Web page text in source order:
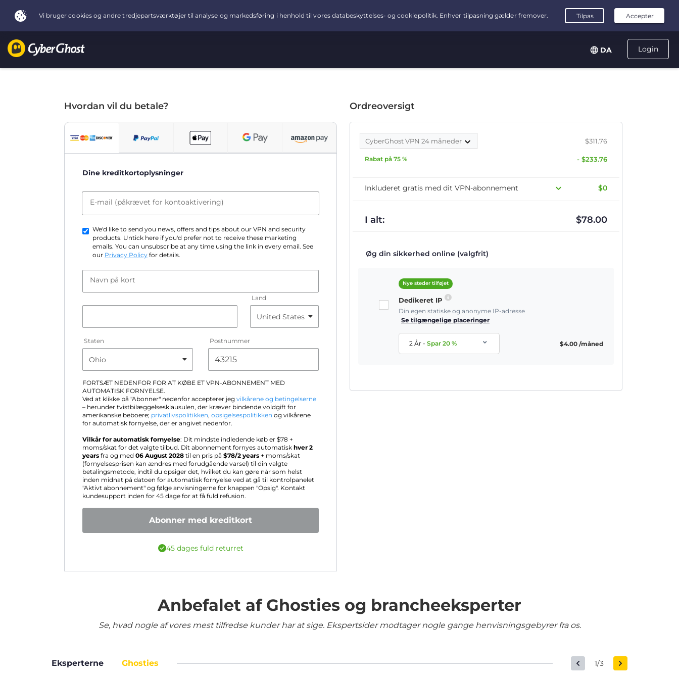
Login
DA
Hvordan vil du betale?
Dine kreditkortoplysninger
E-mail (påkrævet for kontoaktivering)
We'd like to send you news, offers and tips about our VPN and security
products. Untick here if you'd prefer not to receive these marketing
emails. You can unsubscribe at any time using the link in every email. See
our Privacy Policy for details.
Navn på kort
Land
Staten Postnummer
FORTSÆT NEDENFOR FOR AT KØBE ET VPN-ABONNEMENT MED
AUTOMATISK FORNYELSE.
Ved at klikke på "Abonner" nedenfor accepterer jeg vilkårene og betingelserne
– herunder tvistbilæggelsesklausulen, der kræver bindende voldgift for
amerikanske beboere; privatlivspolitikken, opsigelsespolitikken og vilkårene
for automatisk fornyelse, der er angivet nedenfor.
Vilkår for automatisk fornyelse: Dit mindste indledende køb er $78 +
moms/skat for det valgte tilbud. Dit abonnement fornyes automatisk hver 2
years fra og med 06 August 2028 til en pris på $78/2 years + moms/skat
(fornyelsesprisen kan ændres med forudgående varsel) til din valgte
betalingsmetode, indtil du opsiger det, hvilket du kan gøre når som helst
inden midnat på datoen for automatisk fornyelse ved at gå til kontrolpanelet
"Aktivt abonnement" og følge anvisningerne for knappen "Opsig". Kontakt
kundesupport inden for 45 dage for at få fuld refusion.
Abonner med kreditkort
45 dages fuld returret
Ordreoversigt
CyberGhost VPN 24 måneder $311.76
Rabat på 75 % - $233.76
Inkluderet gratis med dit VPN-abonnement $0
I alt: $78.00
Øg din sikkerhed online (valgfrit)
Nye steder tilføjet
Dedikeret IP
Din egen statiske og anonyme IP-adresse
Se tilgængelige placeringer
2 År-Spar20 % $4.00 /måned
Anbefalet af Ghosties og brancheeksperter
Se, hvad nogle af vores mest tilfredse kunder har at sige. Ekspertsider modtager nogle gange henvisningsgebyrer fra os.
Eksperterne Ghosties 1/3